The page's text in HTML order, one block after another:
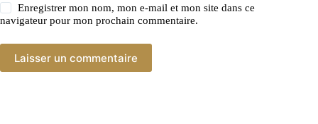
Enregistrer mon nom, mon e-mail et mon site dans ce
navigateur pour mon prochain commentaire.
Laisser un commentaire